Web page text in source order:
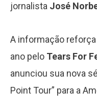
jornalista José
A informação
ano pelo Tears For
anunciou sua nova
Point Tour” para a